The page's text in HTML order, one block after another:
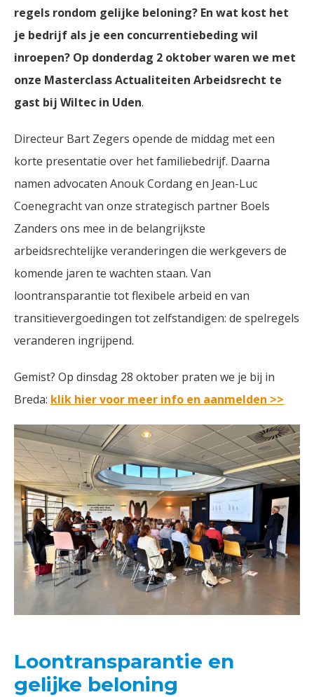
regels rondom gelijke beloning? En wat kost het
je bedrijf als je een concurrentiebeding wil
inroepen? Op donderdag 2 oktober waren we met
onze Masterclass Actualiteiten Arbeidsrecht te
gast bij Wiltec in Uden.
Directeur Bart Zegers opende de middag met een
korte presentatie over het familiebedrijf. Daarna
namen advocaten Anouk Cordang en Jean-Luc
Coenegracht van onze strategisch partner Boels
Zanders ons mee in de belangrijkste
arbeidsrechtelijke veranderingen die werkgevers de
komende jaren te wachten staan. Van
loontransparantie tot flexibele arbeid en van
transitievergoedingen tot zelfstandigen: de spelregels
veranderen ingrijpend.
Gemist? Op dinsdag 28 oktober praten we je bij in
Breda: klik hier voor meer info en aanmelden >>
Loontransparantie en
gelijke beloning